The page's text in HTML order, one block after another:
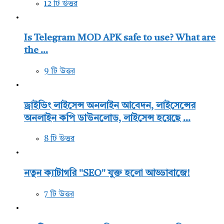
12 টি উত্তর
Is Telegram MOD APK safe to use? What are
the ...
9 টি উত্তর
ড্রাইভিং লাইসেন্স অনলাইন আবেদন, লাইসেন্সের
অনলাইন কপি ডাউনলোড, লাইসেন্স হয়েছে ...
8 টি উত্তর
নতুন ক্যাটাগরি "SEO" যুক্ত হলো আড্ডাবাজে!
7 টি উত্তর